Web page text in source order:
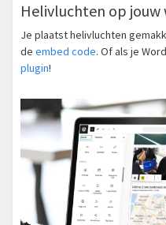
Helivluchten op jouw
Je plaatst helivluchten
de embed code. Of als je
plugin!